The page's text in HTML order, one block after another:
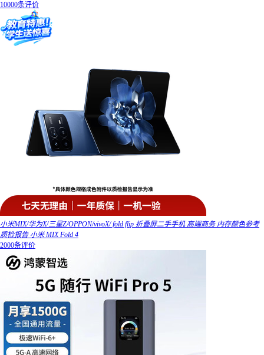
10000条评价
小米MIX/华为X/三星Z/OPPON/vivoX/ fold flip 折叠屏二手手机 高端商务 内存颜色参考
质检报告 小米 MIX Fold 4
2000条评价